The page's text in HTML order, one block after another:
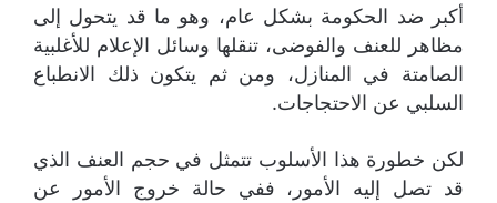
أكبر ضد الحكومة بشكل عام، وهو ما قد يتحول إلى
مظاهر للعنف والفوضى، تنقلها وسائل الإعلام للأغلبية
الصامتة في المنازل، ومن ثم يتكون ذلك الانطباع
السلبي عن الاحتجاجات.
لكن خطورة هذا الأسلوب تتمثل في حجم العنف الذي
قد تصل إليه الأمور، ففي حالة خروج الأمور عن